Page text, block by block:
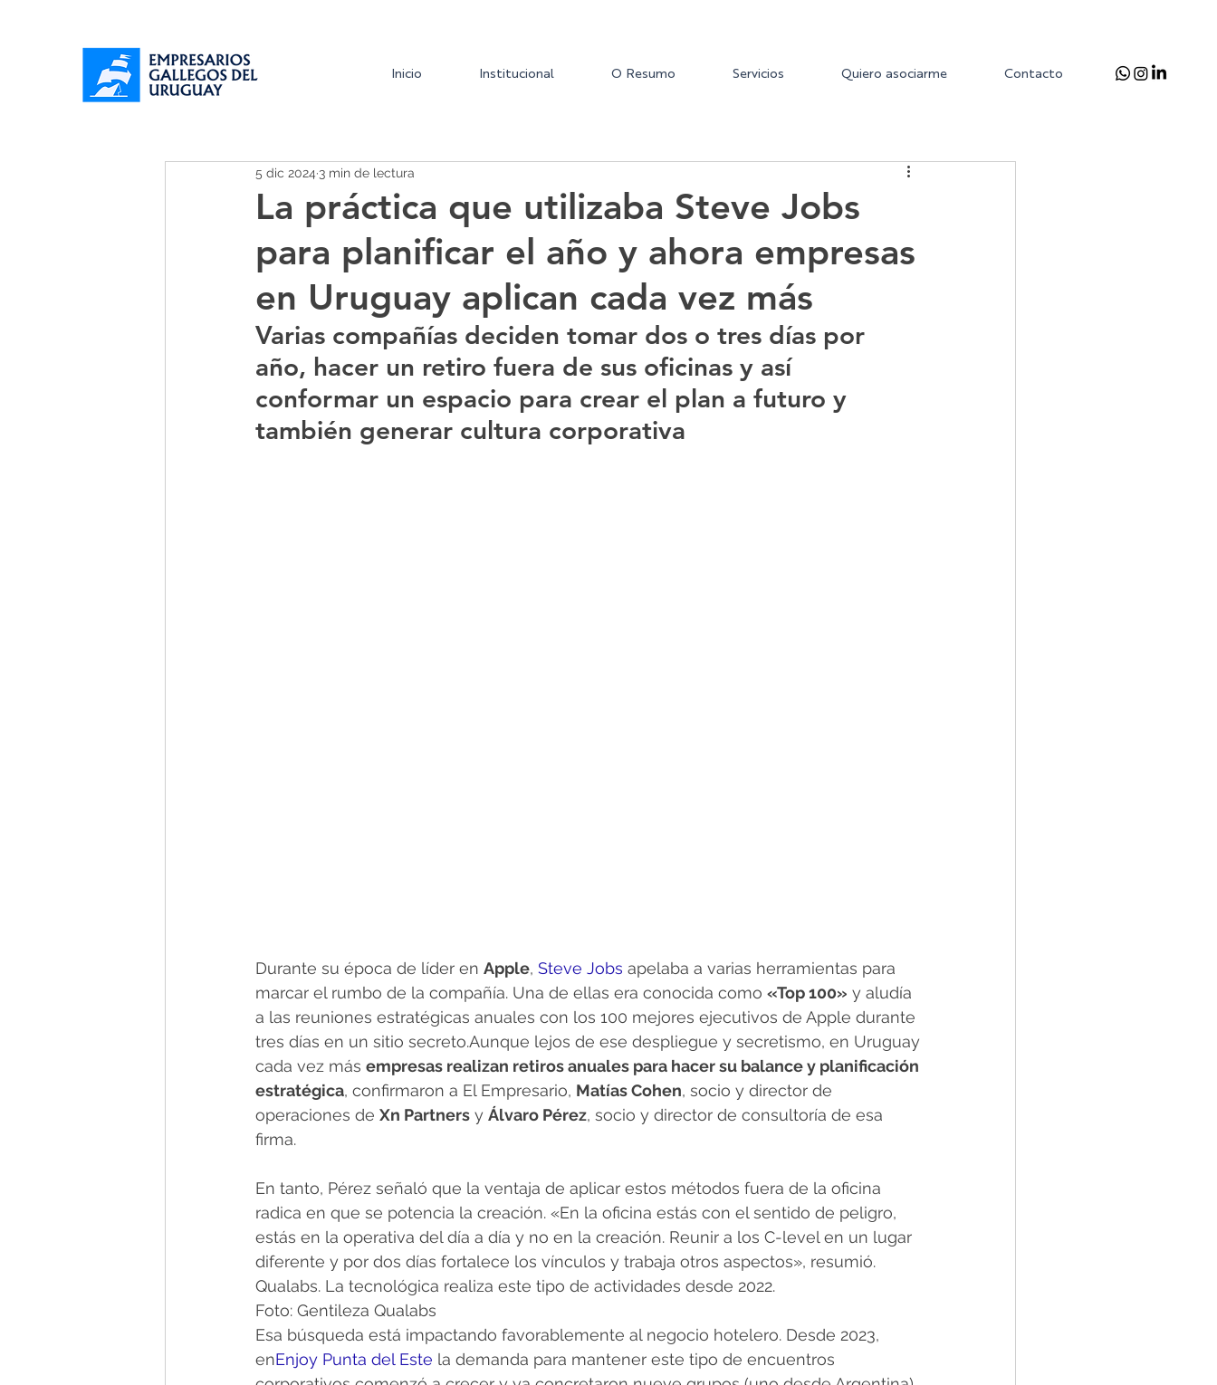
Inicio Institucional O Resumo Servicios Quiero asociarme Contacto
La práctica que utilizaba Steve Jobs
para planificar el año y ahora empresas
en Uruguay aplican cada vez más
5 dic 2024 3 min de lectura
Varias compañías deciden tomar dos o tres días por
año, hacer un retiro fuera de sus oficinas y así
conformar un espacio para crear el plan a futuro y
también generar cultura corporativa
Durante su época de líder en Apple, Steve Jobs apelaba a varias herramientas para
marcar el rumbo de la compañía. Una de ellas era conocida como «Top 100» y aludía
a las reuniones estratégicas anuales con los 100 mejores ejecutivos de Apple durante
tres días en un sitio secreto.Aunque lejos de ese despliegue y secretismo, en Uruguay
cada vez más empresas realizan retiros anuales para hacer su balance y planificación
estratégica, confirmaron a El Empresario, Matías Cohen, socio y director de
operaciones de Xn Partners y Álvaro Pérez, socio y director de consultoría de esa
firma.
En tanto, Pérez señaló que la ventaja de aplicar estos métodos fuera de la oficina
radica en que se potencia la creación. «En la oficina estás con el sentido de peligro,
estás en la operativa del día a día y no en la creación. Reunir a los C-level en un lugar
diferente y por dos días fortalece los vínculos y trabaja otros aspectos», resumió.
Qualabs. La tecnológica realiza este tipo de actividades desde 2022.
Foto: Gentileza Qualabs
Esa búsqueda está impactando favorablemente al negocio hotelero. Desde 2023,
enEnjoy Punta del Este la demanda para mantener este tipo de encuentros